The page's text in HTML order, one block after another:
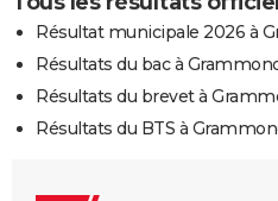
Résultat municipale 2026 à
Résultats du bac à
Résultats du brevet à
Résultats du BTS à